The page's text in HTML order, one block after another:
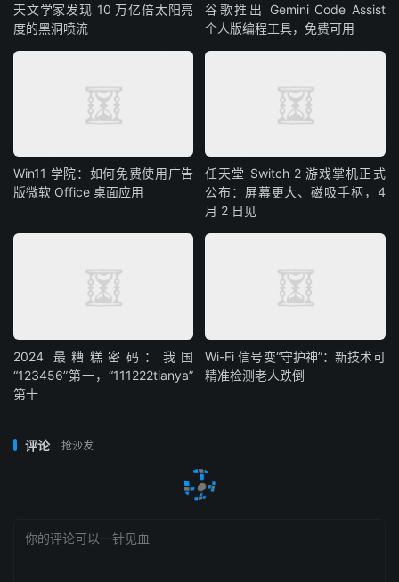
天文学家发现 10 万亿倍太阳亮
度的黑洞喷流
谷歌推出 Gemini Code Assist
个人版编程工具，免费可用
Win11 学院：如何免费使用广告
版微软 Office 桌面应用
任天堂 Switch 2 游戏掌机正式
公布：屏幕更大、磁吸手柄，4
月 2 日见
2024 最糟糕密码：我国
“123456”第一，“111222tianya”
第十
Wi-Fi 信号变“守护神”：新技术可
精准检测老人跌倒
评论 抢沙发